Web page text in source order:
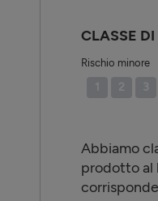
CLASSE
Rischio minore
Abbiamo
prodotto al